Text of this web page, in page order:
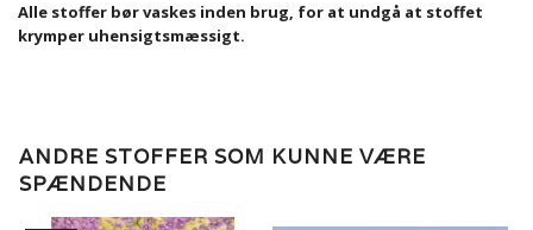
Alle stoffer bør vaskes inden brug, for at undgå at stoffet
krymper uhensigtsmæssigt.
ANDRE STOFFER SOM KUNNE VÆRE
SPÆNDENDE